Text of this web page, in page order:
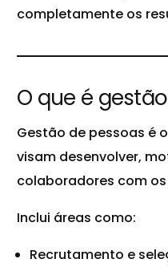
completamente os
O que é
Gestão de pessoas é
visam desenvolver,
colaboradores com
Inclui áreas como:
Recrutamento e